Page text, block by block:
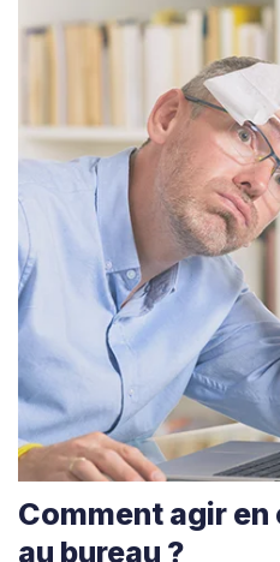
Comment agir
au bureau ?